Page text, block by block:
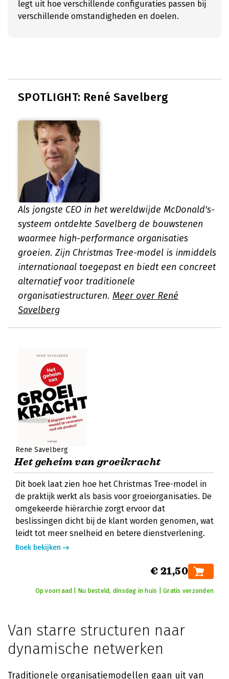
legt uit hoe verschillende configuraties passen bij
verschillende omstandigheden en doelen.
SPOTLIGHT: René Savelberg
Als jongste CEO in het wereldwijde McDonald's-
systeem ontdekte Savelberg de bouwstenen
waarmee high-performance organisaties
groeien. Zijn Christmas Tree-model is inmiddels
internationaal toegepast en biedt een concreet
alternatief voor traditionele
organisatiestructuren. Meer over René
Savelberg
René Savelberg
Het geheim van groeikracht
Dit boek laat zien hoe het Christmas Tree-model in
de praktijk werkt als basis voor groeiorganisaties. De
omgekeerde hiërarchie zorgt ervoor dat
beslissingen dicht bij de klant worden genomen, wat
leidt tot meer snelheid en betere dienstverlening.
Boek bekijken
€ 21,50
Op voorraad | Nu besteld, dinsdag in huis | Gratis verzonden
Van starre structuren naar
dynamische netwerken
Traditionele organisatiemodellen gaan uit van